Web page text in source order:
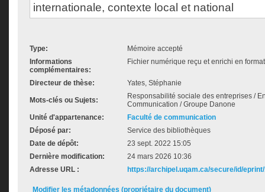
internationale, contexte local et national
Type:
Mémoire accepté
Informations
complémentaires:
Fichier numérique reçu et enrichi en
Directeur de thèse: Yates, Stéphanie
Mots-clés ou Sujets:
Responsabilité sociale des entreprises /
Communication / Groupe Danone
Unité d'appartenance:
Faculté de communication
Déposé par:
Service des bibliothèques
Date de dépôt:
23 sept. 2022 15:05
Dernière modification:
24 mars 2026 10:36
Adresse URL :
https://archipel.uqam.ca/secure/id/
Modifier les métadonnées (propriétaire du document)